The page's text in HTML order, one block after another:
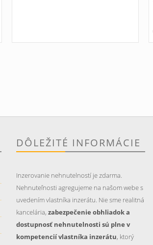
DÔLEŽITÉ INFORMÁCIE
Inzerovanie nehnutelností je zdarma.
Nehnuteľnosti agregujeme na našom webe s
uvedením vlastníka inzerátu. Nie sme realitná
kancelária, zabezpečenie obhliadok a
dostupnosť nehnutelnosti sú plne v
kompetencií vlastníka inzerátu, ktorý